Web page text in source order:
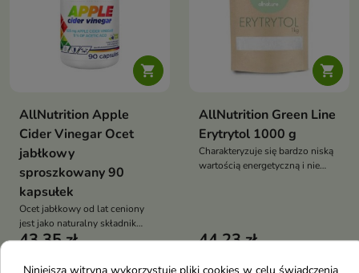

AllNutrition Apple
Cider Vinegar Ocet
jabłkowy
sproszkowany 90
kapsułek
Ocet jabłkowy od lat ceniony
jest jako naturalny składnik
wspierający prawidłowe
43,35 zł

AllNutrition Green Line
Erytrytol 1000 g
Charakteryzuje się bardzo niską
wartością energetyczną i nie
44,23 zł